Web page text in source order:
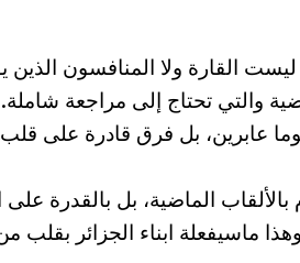
القارة ولا المنافسون الذين
والتي تحتاج إلى مراجعة شاملة.
عابرين، بل فرق قادرة على قلب